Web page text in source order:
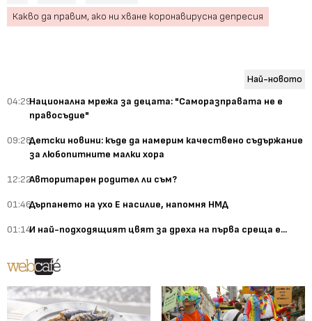
Какво да правим, aко ни хване коронавирусна депресия
Най-новото
04:29Национална мрежа за децата: "Саморазправата не е
правосъдие"
09:28Детски новини: къде да намерим качествено съдържание
за любопитните малки хора
12:22Авторитарен родител ли съм?
01:46Дърпането на ухо Е насилие, напомня НМД
01:14И най-подходящият цвят за дреха на първа среща е...